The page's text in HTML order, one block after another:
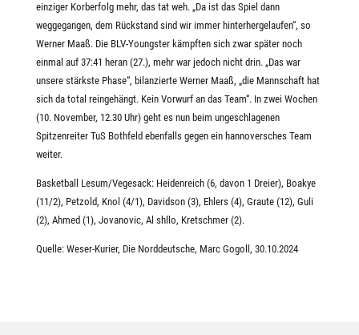
einziger Korberfolg mehr, das tat weh. „Da ist das Spiel dann
weggegangen, dem Rückstand sind wir immer hinterhergelaufen“, so
Werner Maaß. Die BLV-Youngster kämpften sich zwar später noch
einmal auf 37:41 heran (27.), mehr war jedoch nicht drin. „Das war
unsere stärkste Phase“, bilanzierte Werner Maaß, „die Mannschaft hat
sich da total reingehängt. Kein Vorwurf an das Team“. In zwei Wochen
(10. November, 12.30 Uhr) geht es nun beim ungeschlagenen
Spitzenreiter TuS Bothfeld ebenfalls gegen ein hannoversches Team
weiter.
Basketball Lesum/Vegesack: Heidenreich (6, davon 1 Dreier), Boakye
(11/2), Petzold, Knol (4/1), Davidson (3), Ehlers (4), Graute (12), Guli
(2), Ahmed (1), Jovanovic, Al shllo, Kretschmer (2).
Quelle: Weser-Kurier, Die Norddeutsche, Marc Gogoll, 30.10.2024